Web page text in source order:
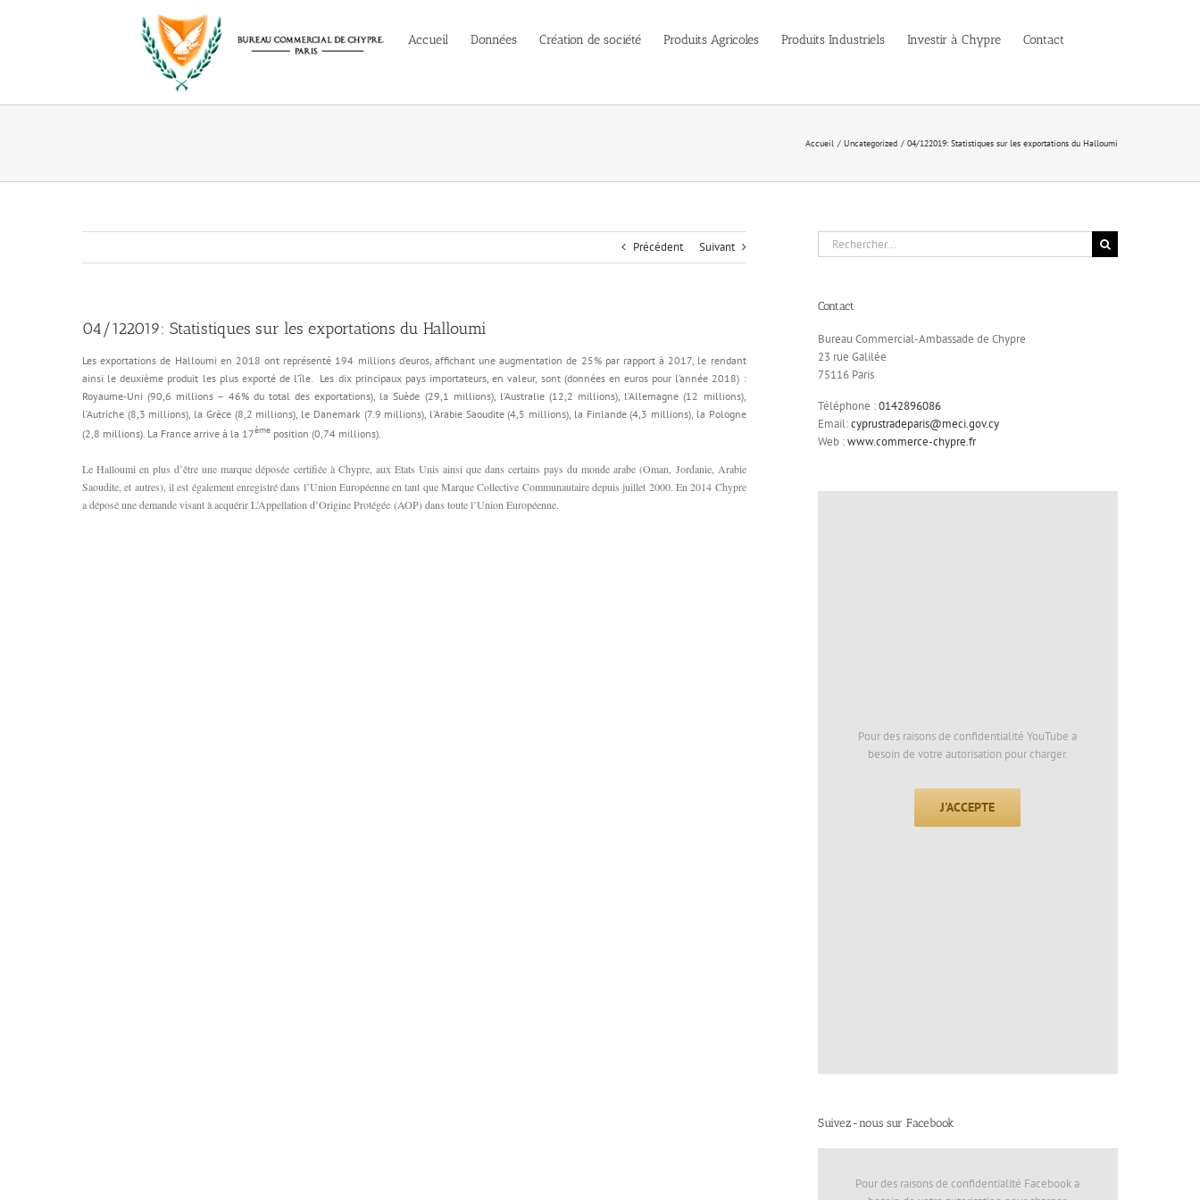
Accueil Données Création de société Produits Agricoles Produits Industriels Investir à Chypre Contact
Accueil Uncategorized 04/122019: Statistiques sur les exportations du Halloumi
Précédent Suivant
04/122019: Statistiques sur les exportations du Halloumi
Les exportations de Halloumi en 2018 ont représenté 194 millions d’euros, affichant une augmentation de 25% par rapport à 2017, le rendant
ainsi le deuxième produit les plus exporté de l’île. Les dix principaux pays importateurs, en valeur, sont (données en euros pour l’année 2018) :
Royaume-Uni (90,6 millions – 46% du total des exportations), la Suède (29,1 millions), l’Australie (12,2 millions), l’Allemagne (12 millions),
l’Autriche (8,3 millions), la Grèce (8,2 millions), le Danemark (7.9 millions), l’Arabie Saoudite (4,5 millions), la Finlande (4,3 millions), la Pologne
(2,8 millions). La France arrive à la 17ème position (0,74 millions).
Le Halloumi en plus d’être une marque déposée certifiée à Chypre, aux Etats Unis ainsi que dans certains pays du monde arabe (Oman, Jordanie, Arabie
Saoudite, et autres), il est également enregistré dans l’Union Européenne en tant que Marque Collective Communautaire depuis juillet 2000. En 2014 Chypre
a déposé une demande visant à acquérirL’Appellation d’Origine Protégée (AOP) dans toute l’Union Européenne.
Rechercher:
Contact
Bureau Commercial-Ambassade de Chypre
23 rue Galilée
75116 Paris
Téléphone :0142896086
Email:cyprustradeparis@meci.gov.cy
Web :www.commerce-chypre.fr
Pour des raisons de confidentialité YouTube a
besoin de votre autorisation pour charger.
J'ACCEPTE
Suivez-nous sur Facebook
Pour des raisons de confidentialité Facebook a